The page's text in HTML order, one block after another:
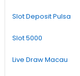
Slot Deposit Pulsa
Slot 5000
Live Draw Macau